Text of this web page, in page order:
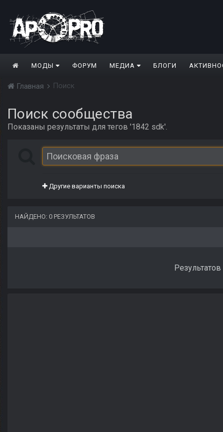
МОДЫ ФОРУМ МЕДИА БЛОГИ
Главная Поиск
Поиск сообщества
Показаны результаты для тегов '1842 sdk'.
Другие варианты поиска
НАЙДЕНО: 0 РЕЗУЛЬТАТОВ